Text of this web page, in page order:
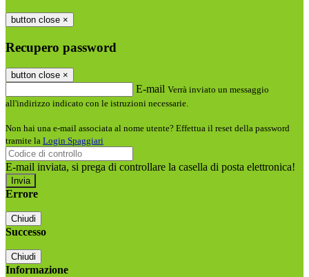
button close ×
Recupero password
button close ×
E-mail Verrà inviato un messaggio
all'indirizzo indicato con le istruzioni necessarie.
Non hai una e-mail associata al nome utente? Effettua il reset della password
tramite la Login Spaggiari
E-mail inviata, si prega di controllare la casella di posta elettronica!
Errore
Chiudi
Successo
Chiudi
Informazione